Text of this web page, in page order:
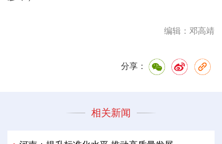
编辑：邓高靖
分享：
相关新闻